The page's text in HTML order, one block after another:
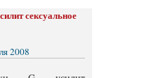
сексуальное
2008